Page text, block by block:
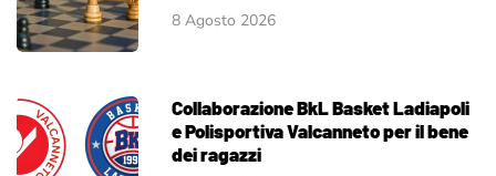
8 Agosto 2026
Collaborazione BkL Basket Ladiapoli
e Polisportiva Valcanneto per il bene
dei ragazzi